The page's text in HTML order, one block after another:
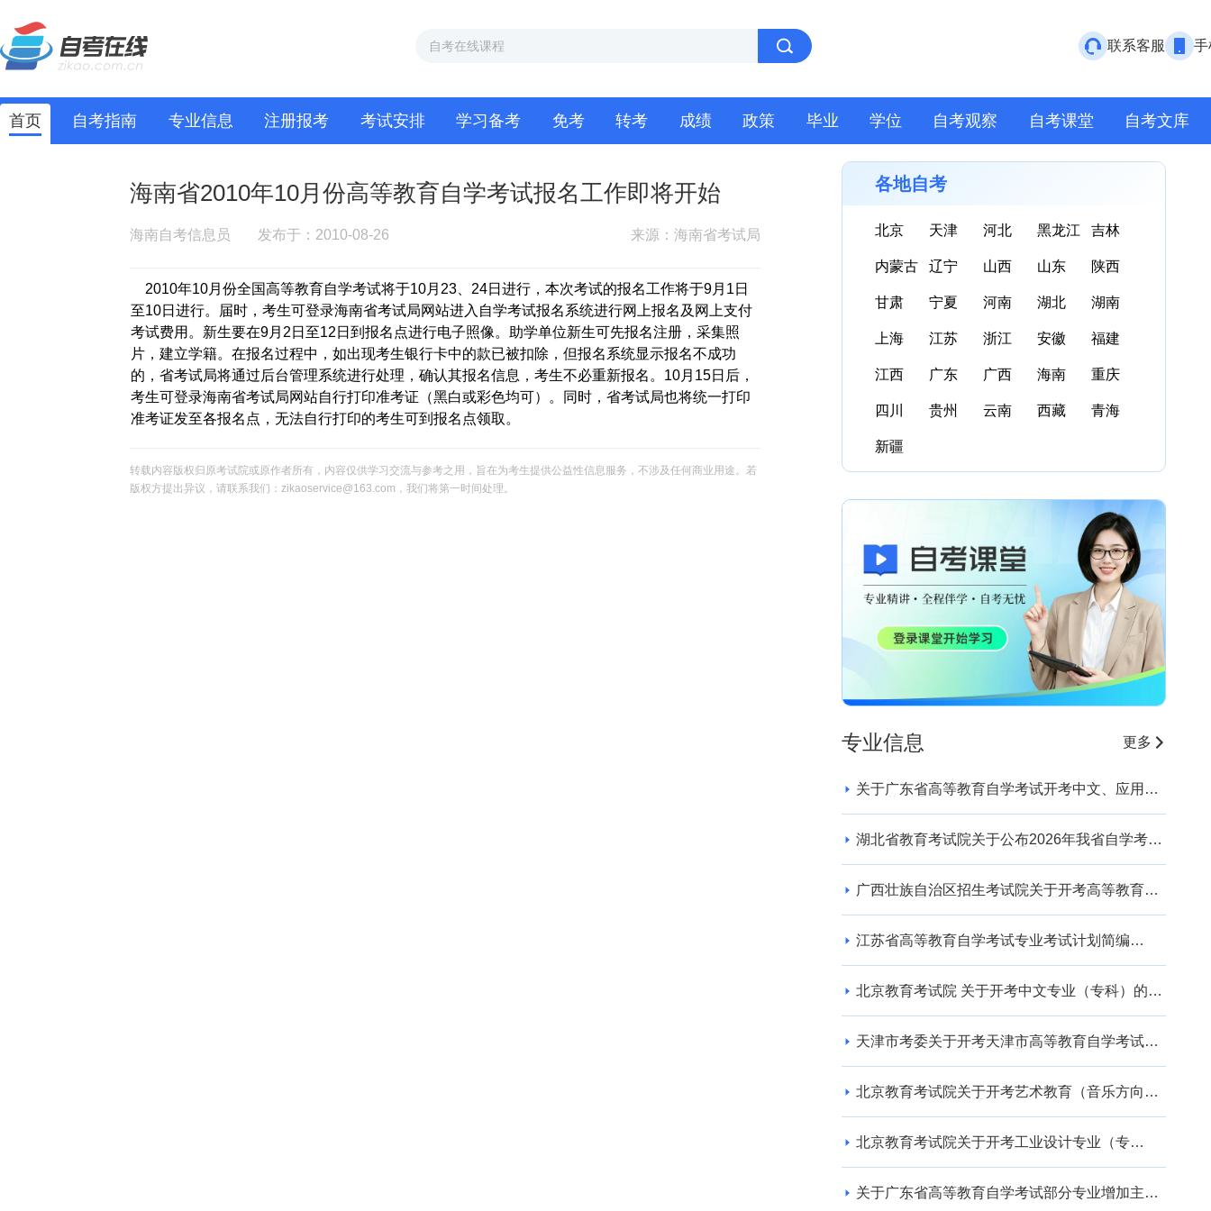
联系客服 手
首页 自考指南 专业信息 注册报考 考试安排 学习备考 免考 转考 成绩 政策 毕业 学位 自考观察 自考课堂 自考文库
海南省2010年10月份高等教育自学考试报名工作即将开始
海南自考信息员 发布于：2010-08-26 来源：海南省考试局
2010年10月份全国高等教育自学考试将于10月23、24日进行，本次考试的报名工作将于9月1日
至10日进行。届时，考生可登录海南省考试局网站进入自学考试报名系统进行网上报名及网上支付
考试费用。新生要在9月2日至12日到报名点进行电子照像。助学单位新生可先报名注册，采集照
片，建立学籍。在报名过程中，如出现考生银行卡中的款已被扣除，但报名系统显示报名不成功
的，省考试局将通过后台管理系统进行处理，确认其报名信息，考生不必重新报名。10月15日后，
考生可登录海南省考试局网站自行打印准考证（黑白或彩色均可）。同时，省考试局也将统一打印
准考证发至各报名点，无法自行打印的考生可到报名点领取。
转载内容版权归原考试院或原作者所有，内容仅供学习交流与参考之用，旨在为考生提供公益性信息服务，不涉及任何商业用途。若
版权方提出异议，请联系我们：zikaoservice@163.com，我们将第一时间处理。
各地自考
北京 天津 河北 黑龙江 吉林
内蒙古 辽宁 山西 山东 陕西
甘肃 宁夏 河南 湖北 湖南
上海 江苏 浙江 安徽 福建
江西 广东 广西 海南 重庆
四川 贵州 云南 西藏 青海
新疆
专业信息 更多
关于广东省高等教育自学考试开考中文、应用英
湖北省教育考试院关于公布2026年我省自学考试
广西壮族自治区招生考试院关于开考高等教育自
江苏省高等教育自学考试专业考试计划简编
北京教育考试院 关于开考中文专业（专科）的通
天津市考委关于开考天津市高等教育自学考试电
北京教育考试院关于开考艺术教育（音乐方向）
北京教育考试院关于开考工业设计专业（专
关于广东省高等教育自学考试部分专业增加主考